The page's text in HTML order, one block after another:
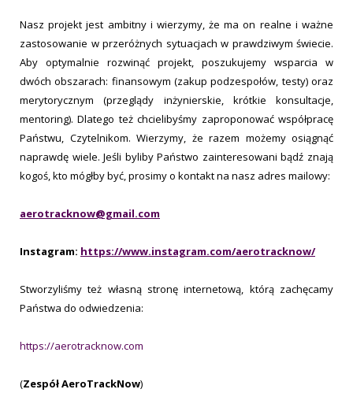
Nasz projekt jest ambitny i wierzymy, że ma on realne i ważne
zastosowanie w przeróżnych sytuacjach w prawdziwym świecie.
Aby optymalnie rozwinąć projekt, poszukujemy wsparcia w
dwóch obszarach: finansowym (zakup podzespołów, testy) oraz
merytorycznym (przeglądy inżynierskie, krótkie konsultacje,
mentoring). Dlatego też chcielibyśmy zaproponować współpracę
Państwu, Czytelnikom. Wierzymy, że razem możemy osiągnąć
naprawdę wiele. Jeśli byliby Państwo zainteresowani bądź znają
kogoś, kto mógłby być, prosimy o kontakt na nasz adres mailowy:
aerotracknow@gmail.com
Instagram: https://www.instagram.com/aerotracknow/
Stworzyliśmy też własną stronę internetową, którą zachęcamy
Państwa do odwiedzenia:
https://aerotracknow.com
(Zespół AeroTrackNow)